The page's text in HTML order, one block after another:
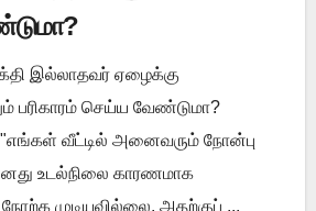
இல்லாதவர் ஏழைக்கு
பரிகாரம் செய்ய வேண்டுமா?
"எங்கள் வீட்டில் அனைவரும் நோன்பு
உடல்நிலை காரணமாக
முடியவில்லை. அதற்குப் ...